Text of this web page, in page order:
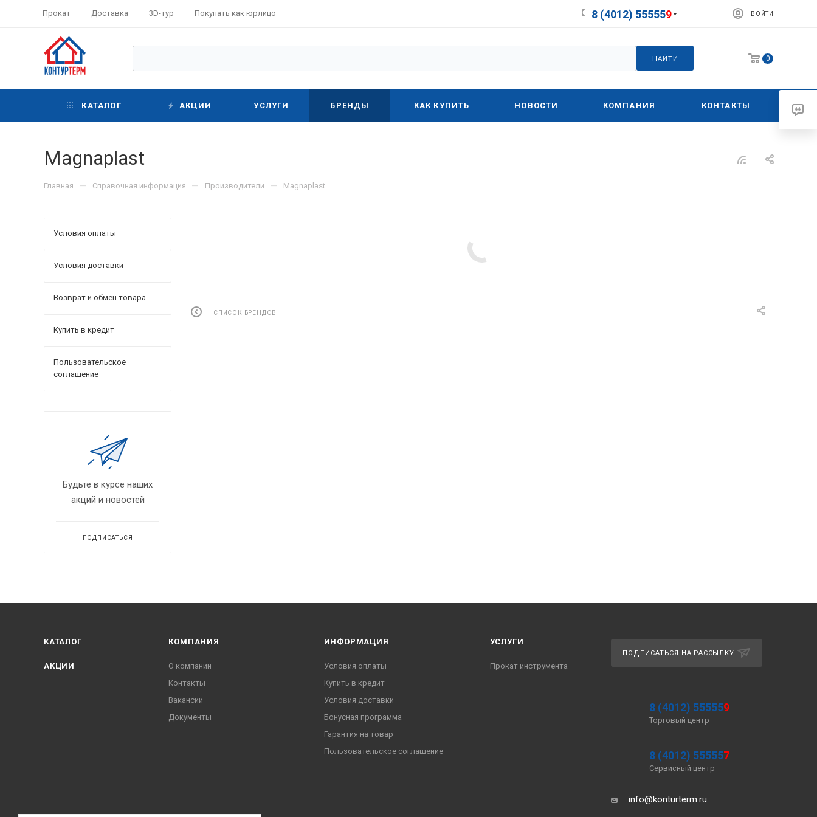
Прокат Доставка 3D-тур Покупать как юрлицо 8 (4012) 555559 ВОЙТИ
НАЙТИ 0
КАТАЛОГ АКЦИИ УСЛУГИ БРЕНДЫ КАК КУПИТЬ НОВОСТИ КОМПАНИЯ КОНТАКТЫ
Magnaplast
Главная — Справочная информация — Производители — Magnaplast
СПИСОК БРЕНДОВ
Условия оплаты
Условия доставки
Возврат и обмен товара
Купить в кредит
Пользовательское
соглашение
Будьте в курсе наших
акций и новостей
ПОДПИСАТЬСЯ
КАТАЛОГ
АКЦИИ
КОМПАНИЯ
О компании
Контакты
Вакансии
Документы
ИНФОРМАЦИЯ
Условия оплаты
Купить в кредит
Условия доставки
Бонусная программа
Гарантия на товар
Пользовательское соглашение
УСЛУГИ
Прокат инструмента
ПОДПИСАТЬСЯ НА РАССЫЛКУ
8 (4012) 555559
Торговый центр
8 (4012) 555557
Сервисный центр
info@konturterm.ru